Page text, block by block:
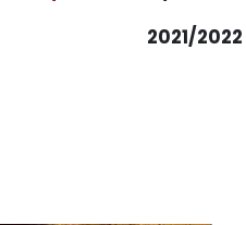
2021/2022